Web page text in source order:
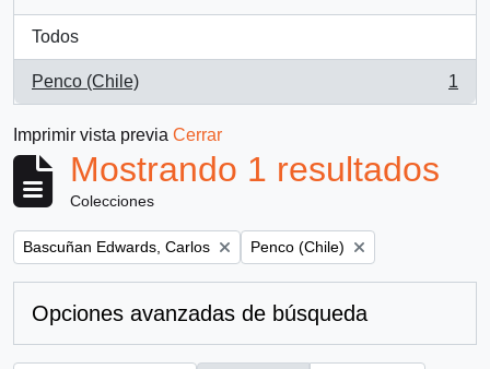
Todos
Penco (Chile)
, 1 resultados
1
Imprimir vista previa Cerrar
Mostrando 1 resultados
Colecciones
Remove filter:
Bascuñan Edwards, Carlos Remove filter:
Penco (Chile)
Opciones avanzadas de búsqueda